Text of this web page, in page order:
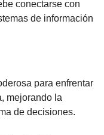
conectarse con
de información
para enfrentar
mejorando la
de decisiones.